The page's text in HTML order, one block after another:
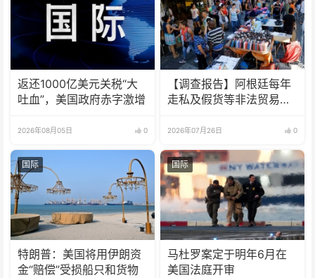
返还1000亿美元关税“大
吐血”，美国政府赤字激增
2026年08月05日 0
【调查报告】阿根廷每年
走私及假货等非法贸易达
2026年07月26日 0
国际
特朗普：美国将用伊朗资
金“赔偿”受损船只和货物
国际
马杜罗案定于明年6月在
美国法庭开审